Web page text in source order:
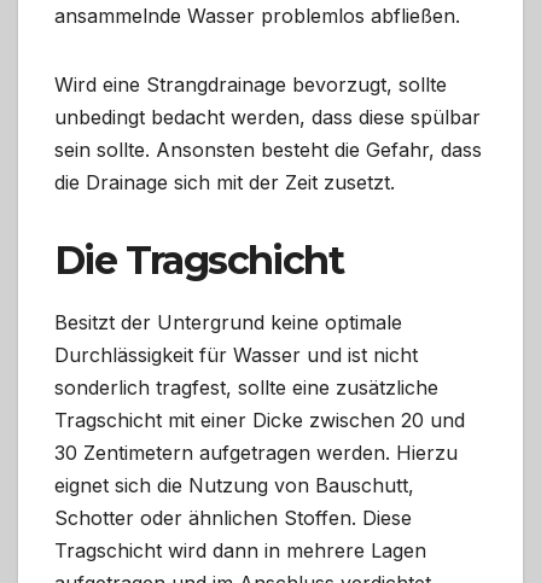
ansammelnde Wasser problemlos abfließen.
Wird eine Strangdrainage bevorzugt, sollte
unbedingt bedacht werden, dass diese spülbar
sein sollte. Ansonsten besteht die Gefahr, dass
die Drainage sich mit der Zeit zusetzt.
Die Tragschicht
Besitzt der Untergrund keine optimale
Durchlässigkeit für Wasser und ist nicht
sonderlich tragfest, sollte eine zusätzliche
Tragschicht mit einer Dicke zwischen 20 und
30 Zentimetern aufgetragen werden. Hierzu
eignet sich die Nutzung von Bauschutt,
Schotter oder ähnlichen Stoffen. Diese
Tragschicht wird dann in mehrere Lagen